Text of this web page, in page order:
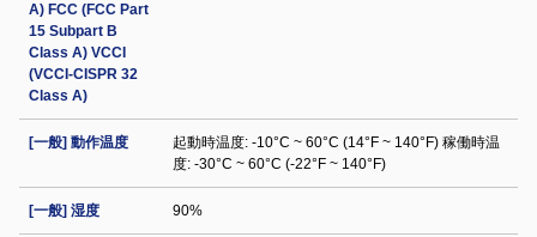
A) FCC (FCC Part
15 Subpart B
Class A) VCCI
(VCCI-CISPR 32
Class A)
[一般] 動作温度
起動時温度: -10°C ~ 60°C (14°F ~ 140°F) 稼働時温
度: -30°C ~ 60°C (-22°F ~ 140°F)
[一般] 湿度 90%